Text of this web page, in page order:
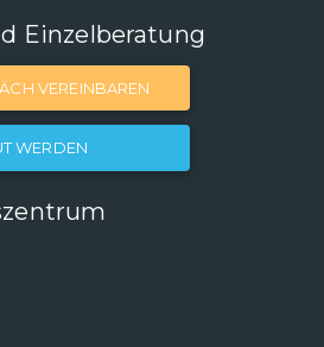
Einzelberatung
VEREINBAREN
WERDEN